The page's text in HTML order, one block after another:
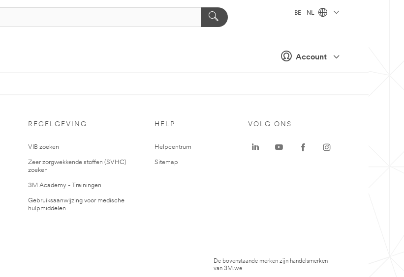
Account
BE - NL
REGELGEVING
VIB zoeken
Zeer zorgwekkende stoffen (SVHC)
zoeken
3M Academy - Trainingen
Gebruiksaanwijzing voor medische
hulpmiddelen
HELP
Helpcentrum
Sitemap
VOLG ONS
De bovenstaande merken zijn handelsmerken
van 3M.we